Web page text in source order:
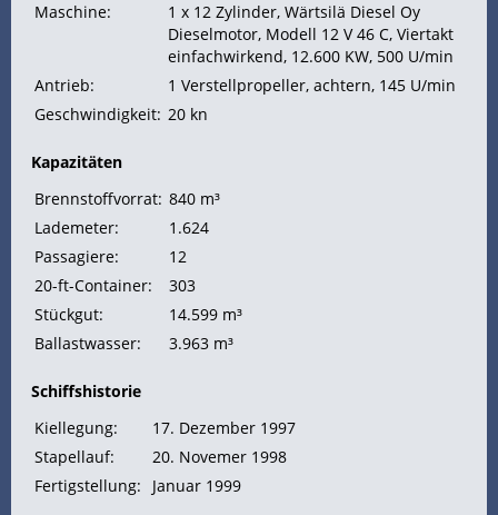
Maschine:
1 x 12 Zylinder, Wärtsilä Diesel Oy
Dieselmotor, Modell 12 V 46 C, Viertakt
einfachwirkend, 12.600 KW, 500 U/min
Antrieb:
1 Verstellpropeller, achtern, 145 U/min
Geschwindigkeit: 20 kn
Kapazitäten
Brennstoffvorrat: 840 m³
Lademeter:
1.624
Passagiere:
12
20-ft-Container:
303
Stückgut:
14.599 m³
Ballastwasser:
3.963 m³
Schiffshistorie
Kiellegung:
17. Dezember 1997
Stapellauf:
20. Novemer 1998
Fertigstellung:
Januar 1999